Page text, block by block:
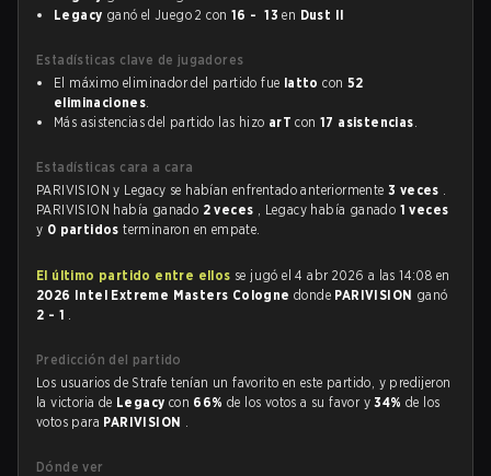
Legacy ganó el Juego 2 con 16 - 13 en Dust II
Estadísticas clave de jugadores
El máximo eliminador del partido fue latto con 52
eliminaciones.
Más asistencias del partido las hizo arT con17 asistencias.
Estadísticas cara a cara
PARIVISION y Legacy se habían enfrentado anteriormente 3 veces .
PARIVISION había ganado 2 veces , Legacy había ganado 1 veces
y 0 partidosterminaron en empate.
El último partido entre ellos se jugó el 4 abr 2026 a las 14:08 en
2026 Intel Extreme Masters Cologne donde PARIVISION ganó
2 - 1 .
Predicción del partido
Los usuarios de Strafe tenían un favorito en este partido, y predijeron
la victoria de Legacy con 66%de los votos a su favor y34%de los
votos para PARIVISION .
Dónde ver